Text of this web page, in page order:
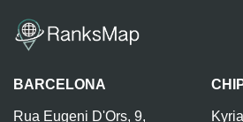
BARCELONA
Rua Eugeni D'Ors, 9,